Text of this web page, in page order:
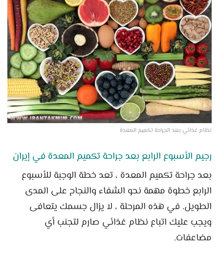
نظام غذائي بعد الجراحة تكميم المعدة
رجيم الأسبوع الرابع بعد جراحة تكميم المعدة في إيران
بعد جراحة تكميم المعدة ، تعد خطة الوجبة للأسبوع
الرابع خطوة مهمة نحو الشفاء والنجاح على المدى
الطويل. في هذه المرحلة ، لا يزال جسمك يتعافى
ويجب عليك اتباع نظام غذائي صارم لتجنب أي
مضاعفات.